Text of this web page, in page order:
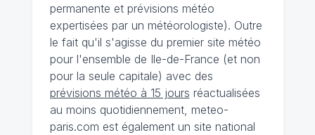
permanente et prévisions météo
expertisées par un météorologiste). Outre
le fait qu'il s'agisse du premier site météo
pour l'ensemble de Ile-de-France (et non
pour la seule capitale) avec des
prévisions météo à 15 jours réactualisées
au moins quotidiennement, meteo-
paris.com est également un site national